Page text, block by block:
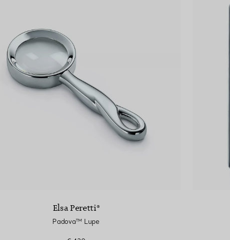
Elsa Peretti®
Padova™ Lupe